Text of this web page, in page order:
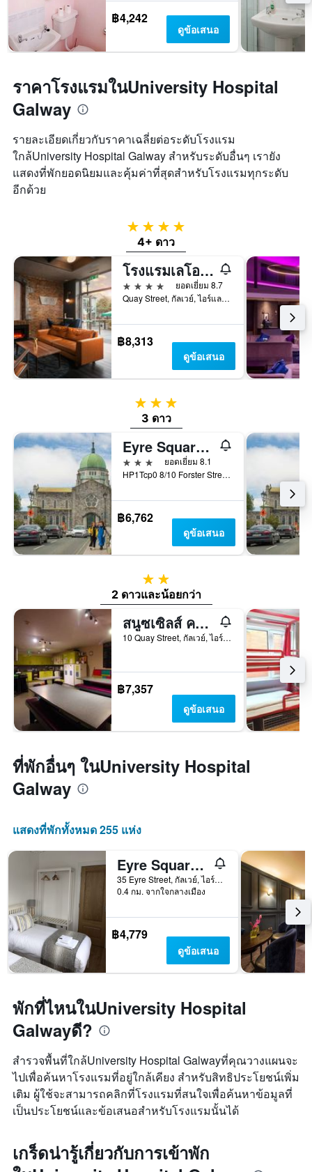
฿4,242
ดูข้อเสนอ
ราคาโรงแรมในUniversity Hospital
Galway
รายละเอียดเกี่ยวกับราคาเฉลี่ยต่อระดับโรงแรม
ใกล้University Hospital Galway สำหรับระดับอื่นๆ เรายัง
แสดงที่พักยอดนิยมและคุ้มค่าที่สุดสำหรับโรงแรมทุกระดับ
อีกด้วย
4 ดาว
4+ ดาว
โรงแรมเลโอนาร์โด กัลเวย์
4 ดาว
ยอดเยี่ยม 8.7
Quay Street, กัลเวย์, ไอร์แลนด์
฿8,313
ดูข้อเสนอ
3 ดาว
3 ดาว
Eyre Square Hotel
3 ดาว
ยอดเยี่ยม 8.1
HP1Tcp0 8/10 Forster Street, Eyre Square, Galway, Ireland, กัลเวย์, ไอร์แลนด์
฿6,762
ดูข้อเสนอ
2 ดาว
2 ดาวและน้อยกว่า
สนูซเซิลส์ ควาย สตรีท ทัวริสท์ โฮสเทล
10 Quay Street, กัลเวย์, ไอร์แลนด์
฿7,357
ดูข้อเสนอ
ที่พักอื่นๆ ในUniversity Hospital
Galway
แสดงที่พักทั้งหมด 255 แห่ง
Eyre Square Townhouse
35 Eyre Street, กัลเวย์, ไอร์แลนด์
0.4 กม. จากใจกลางเมือง
฿4,779
ดูข้อเสนอ
พักที่ไหนในUniversity Hospital
Galwayดี?
สำรวจพื้นที่ใกล้University Hospital Galwayที่คุณวางแผนจะ
ไปเพื่อค้นหาโรงแรมที่อยู่ใกล้เคียง สำหรับสิทธิประโยชน์เพิ่ม
เติม ผู้ใช้จะสามารถคลิกที่โรงแรมที่สนใจเพื่อค้นหาข้อมูลที่
เป็นประโยชน์และข้อเสนอสำหรับโรงแรมนั้นได้
เกร็ดน่ารู้เกี่ยวกับการเข้าพัก